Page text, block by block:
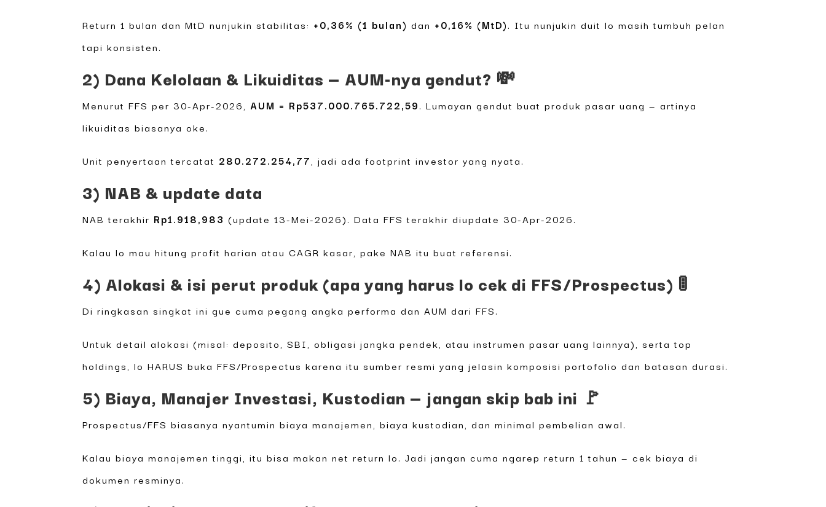
Return 1 bulan dan MtD nunjukin stabilitas: +0,36% (1 bulan) dan +0,16% (MtD). Itu nunjukin duit lo masih tumbuh pelan
tapi konsisten.
2) Dana Kelolaan & Likuiditas — AUM-nya gendut? 💸
Menurut FFS per 30-Apr-2026, AUM = Rp537.000.765.722,59. Lumayan gendut buat produk pasar uang — artinya
likuiditas biasanya oke.
Unit penyertaan tercatat 280.272.254,77, jadi ada footprint investor yang nyata.
3) NAB & update data
NAB terakhir Rp1.918,983 (update 13-Mei-2026). Data FFS terakhir diupdate 30-Apr-2026.
Kalau lo mau hitung profit harian atau CAGR kasar, pake NAB itu buat referensi.
4) Alokasi & isi perut produk (apa yang harus lo cek di FFS/Prospectus) 🚦
Di ringkasan singkat ini gue cuma pegang angka performa dan AUM dari FFS.
Untuk detail alokasi (misal: deposito, SBI, obligasi jangka pendek, atau instrumen pasar uang lainnya), serta top
holdings, lo HARUS buka FFS/Prospectus karena itu sumber resmi yang jelasin komposisi portofolio dan batasan durasi.
5) Biaya, Manajer Investasi, Kustodian — jangan skip bab ini 🚩
Prospectus/FFS biasanya nyantumin biaya manajemen, biaya kustodian, dan minimal pembelian awal.
Kalau biaya manajemen tinggi, itu bisa makan net return lo. Jadi jangan cuma ngarep return 1 tahun — cek biaya di
dokumen resminya.